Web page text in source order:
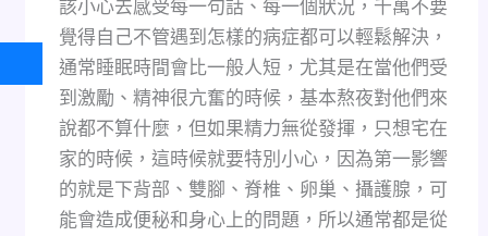
該小心去感受每一句話、每一個狀況，千萬不要
覺得自己不管遇到怎樣的病症都可以輕鬆解決，
通常睡眠時間會比一般人短，尤其是在當他們受
到激勵、精神很亢奮的時候，基本熬夜對他們來
說都不算什麼，但如果精力無從發揮，只想宅在
家的時候，這時候就要特別小心，因為第一影響
的就是下背部、雙腳、脊椎、卵巢、攝護腺，可
能會造成便秘和身心上的問題，所以通常都是從